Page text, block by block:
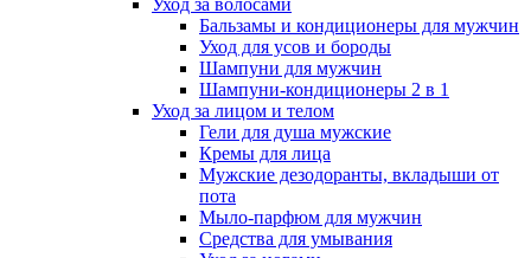
Уход за волосами
Бальзамы и кондиционеры для мужчин
Уход для усов и бороды
Шампуни для мужчин
Шампуни-кондиционеры 2 в 1
Уход за лицом и телом
Гели для душа мужские
Кремы для лица
Мужские дезодоранты, вкладыши от
пота
Мыло-парфюм для мужчин
Средства для умывания